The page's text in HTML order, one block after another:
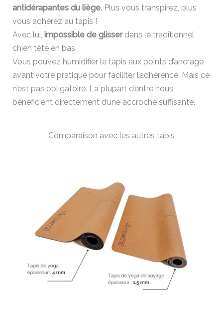
antidérapantes du liège.Plus vous transpirez, plus
vous adhérez au tapis !
Avec lui, impossible de glisserdans le traditionnel
chien tête en bas.
Vous pouvez humidifier le tapis aux points d’ancrage
avant votre pratique pour faciliter l’adhérence. Mais ce
n’est pas obligatoire. La plupart d’entre nous
bénéficient directement d’une accroche suffisante.
Comparaison avec les autres tapis